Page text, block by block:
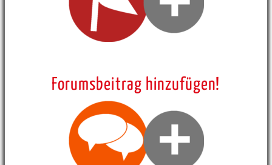
Forumsbeitrag hinzufügen!